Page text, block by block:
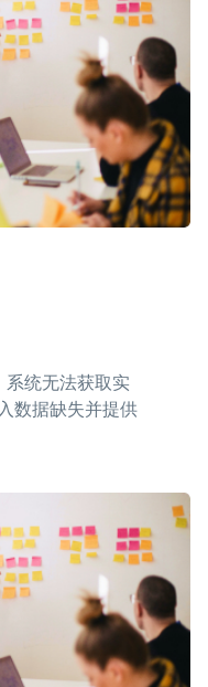
统无法获取实
数据缺失并提供